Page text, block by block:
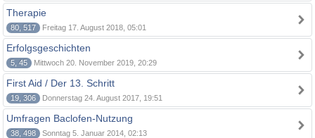
Therapie
80, 517 Freitag 17. August 2018, 05:01
Erfolgsgeschichten
5, 45 Mittwoch 20. November 2019, 20:29
First Aid / Der 13. Schritt
19, 306 Donnerstag 24. August 2017, 19:51
Umfragen Baclofen-Nutzung
38, 498 Sonntag 5. Januar 2014, 02:13